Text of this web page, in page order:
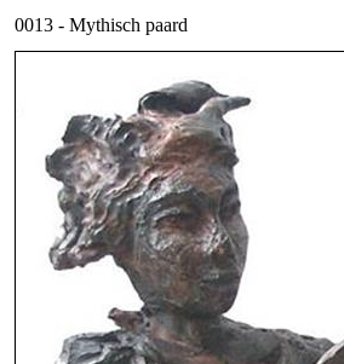
0013 - Mythisch paard